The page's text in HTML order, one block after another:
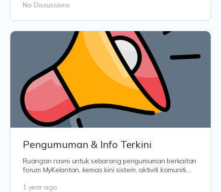
No Discussions
Pengumuman & Info Terkini
Ruangan rasmi untuk sebarang pengumuman berkaitan
forum MyKelantan, kemas kini sistem, aktiviti komuniti
1 year ago